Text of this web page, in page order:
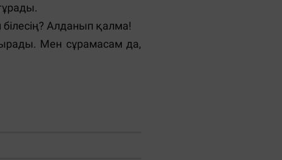
Алданып қалма!
Мен сұрамасам да,